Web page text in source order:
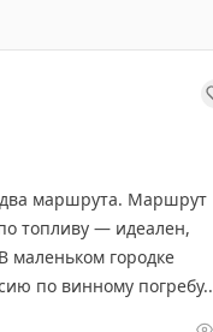
маршрута. Маршрут
топливу — идеален,
маленьком городке
по винному погребу.